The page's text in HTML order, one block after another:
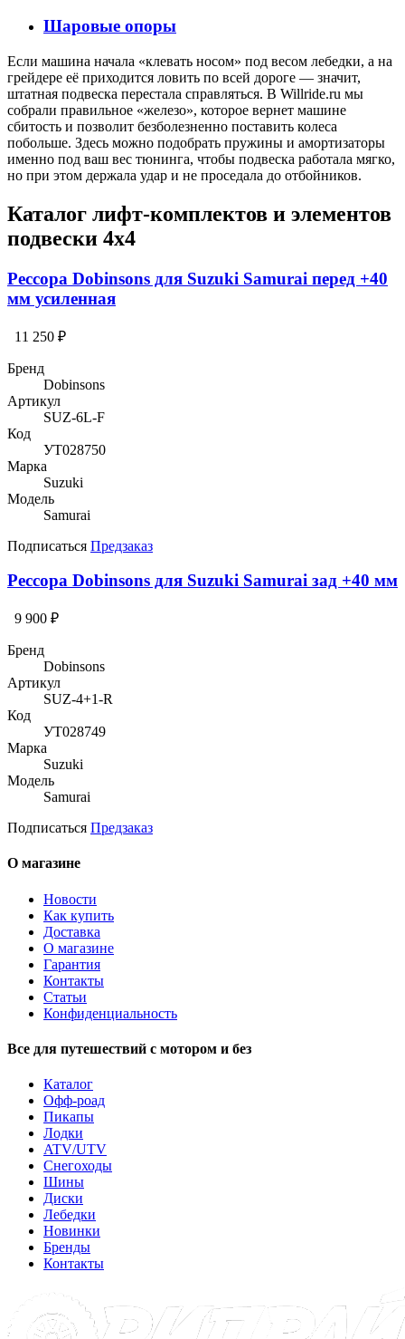
Шаровые опоры
Если машина начала «клевать носом» под весом лебедки, а на
грейдере её приходится ловить по всей дороге — значит,
штатная подвеска перестала справляться. В Willride.ru мы
собрали правильное «железо», которое вернет машине
сбитость и позволит безболезненно поставить колеса
побольше. Здесь можно подобрать пружины и амортизаторы
именно под ваш вес тюнинга, чтобы подвеска работала мягко,
но при этом держала удар и не проседала до отбойников.
Каталог лифт-комплектов и элементов
подвески 4х4
Рессора Dobinsons для Suzuki Samurai перед +40
мм усиленная
11 250 ₽
Бренд
Dobinsons
Артикул
SUZ-6L-F
Код
УТ028750
Марка
Suzuki
Модель
Samurai
Подписаться Предзаказ
Рессора Dobinsons для Suzuki Samurai зад +40 мм
9 900 ₽
Бренд
Dobinsons
Артикул
SUZ-4+1-R
Код
УТ028749
Марка
Suzuki
Модель
Samurai
Подписаться Предзаказ
О магазине
Новости
Как купить
Доставка
О магазине
Гарантия
Контакты
Статьи
Конфиденциальность
Все для путешествий с мотором и без
Каталог
Офф-роад
Пикапы
Лодки
ATV/UTV
Снегоходы
Шины
Диски
Лебедки
Новинки
Бренды
Контакты